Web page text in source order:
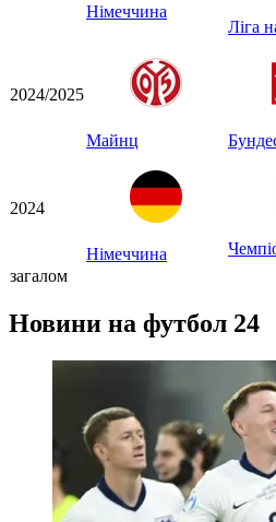
Німеччина
Ліга
2024/2025
Майнц
2024
Німеччина
загалом
Новини на футбол 24